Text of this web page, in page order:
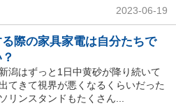
2023-06-19
る際の家具家電は自分たちで
潟はずっと1日中黄砂が降り続いて
てきて視界が悪くなるくらいだった
リンスタンドもたくさん...